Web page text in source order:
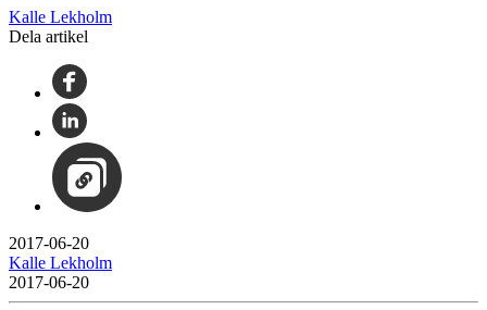
Kalle Lekholm
Dela artikel
2017-06-20
Kalle Lekholm
2017-06-20